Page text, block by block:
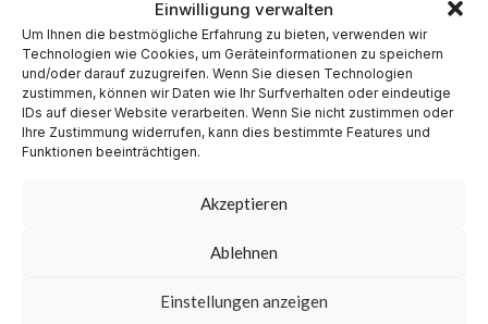
Einwilligung verwalten
Um Ihnen die bestmögliche Erfahrung zu bieten, verwenden wir
Technologien wie Cookies, um Geräteinformationen zu speichern
und/oder darauf zuzugreifen. Wenn Sie diesen Technologien
zustimmen, können wir Daten wie Ihr Surfverhalten oder eindeutige
IDs auf dieser Website verarbeiten. Wenn Sie nicht zustimmen oder
Ihre Zustimmung widerrufen, kann dies bestimmte Features und
Funktionen beeinträchtigen.
Akzeptieren
Ablehnen
Einstellungen anzeigen
September 2024
August 2024
Juli 2024
Juni 2024
Mai 2024
April 2024